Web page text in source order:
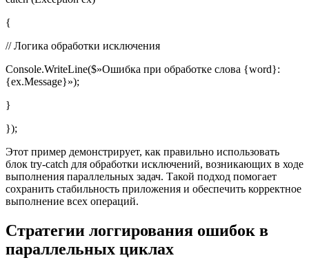
{
// Логика обработки исключения
Console.WriteLine($»Ошибка при обработке слова {word}:
{ex.Message}»);
}
});
Этот пример демонстрирует, как правильно использовать
блок try-catch для обработки исключений, возникающих в ходе
выполнения параллельных задач. Такой подход помогает
сохранить стабильность приложения и обеспечить корректное
выполнение всех операций.
Стратегии логгирования ошибок в
параллельных циклах